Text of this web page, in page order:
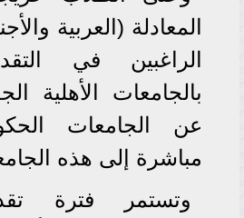
المعادلة (العربية
الراغبين في
بالجامعات الأهلية
عن الجامعات
مباشرة إلى هذه
وتستمر فترة